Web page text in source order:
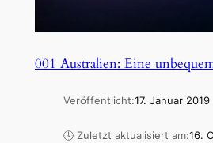
001 Australien: Eine
Veröffentlicht:17. Januar 2019
🕓 Zuletzt aktualisiert am:16.